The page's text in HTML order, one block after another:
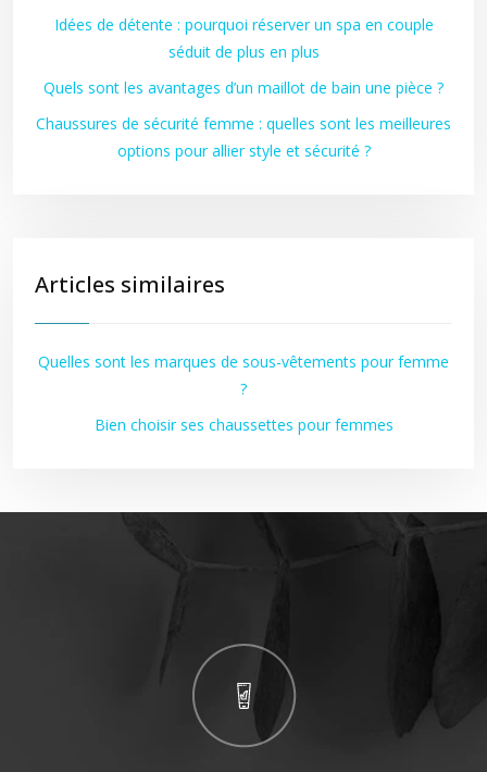
Idées de détente : pourquoi réserver un spa en couple
séduit de plus en plus
Quels sont les avantages d’un maillot de bain une pièce ?
Chaussures de sécurité femme : quelles sont les meilleures
options pour allier style et sécurité ?
Articles similaires
Quelles sont les marques de sous-vêtements pour femme
?
Bien choisir ses chaussettes pour femmes